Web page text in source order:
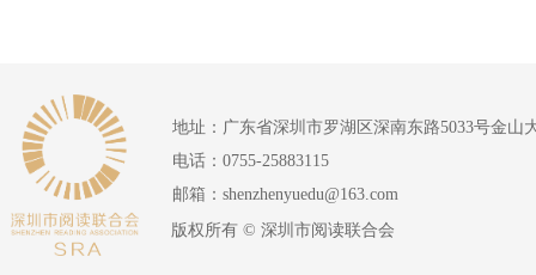
地址： 广东省深圳市罗湖区深南东路5033号金山
电话： 0755-25883115
邮箱： shenzhenyuedu@163.com
版权所有 © 深圳市阅读联合会